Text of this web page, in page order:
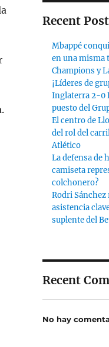
Recent
Mbappé
en una misma
Champions y
¡Líderes de
Inglaterra 2-0
puesto del
El centro de
del rol del
Atlético
La defensa de
camiseta
colchonero?
Rodri
asistencia
suplente del
Recent
No hay